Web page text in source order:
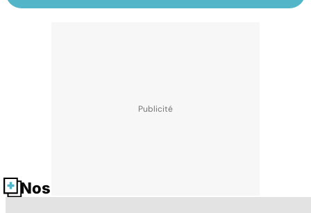
Nos fiches santé